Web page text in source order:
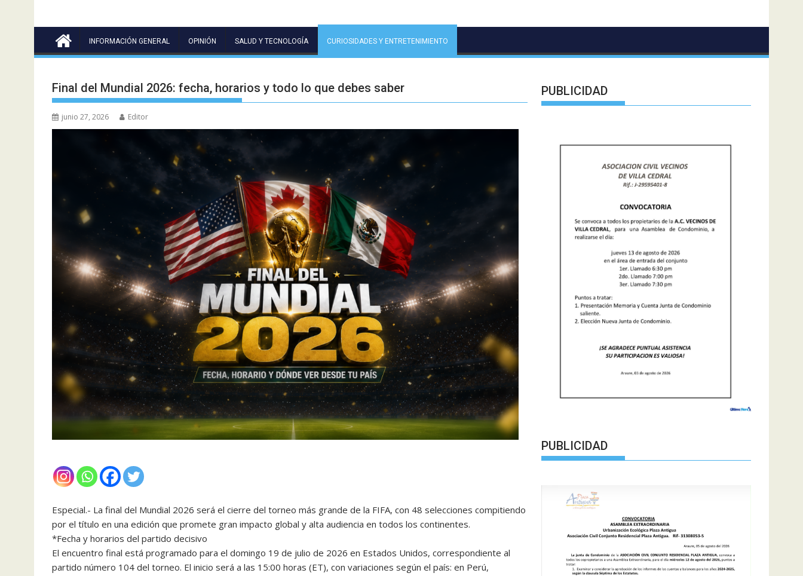
INFORMACIÓN GENERAL OPINIÓN SALUD Y TECNOLOGÍA CURIOSIDADES Y ENTRETENIMIENTO
Final del Mundial 2026: fecha, horarios y todo lo que debes saber
junio 27, 2026 Editor
Especial.- La final del Mundial 2026 será el cierre del torneo más grande de la FIFA, con 48 selecciones compitiendo
por el título en una edición que promete gran impacto global y alta audiencia en todos los continentes.
*Fecha y horarios del partido decisivo
El encuentro final está programado para el domingo 19 de julio de 2026 en Estados Unidos, correspondiente al
partido número 104 del torneo. El inicio será a las 15:00 horas (ET), con variaciones según el país: en Perú,
PUBLICIDAD
PUBLICIDAD